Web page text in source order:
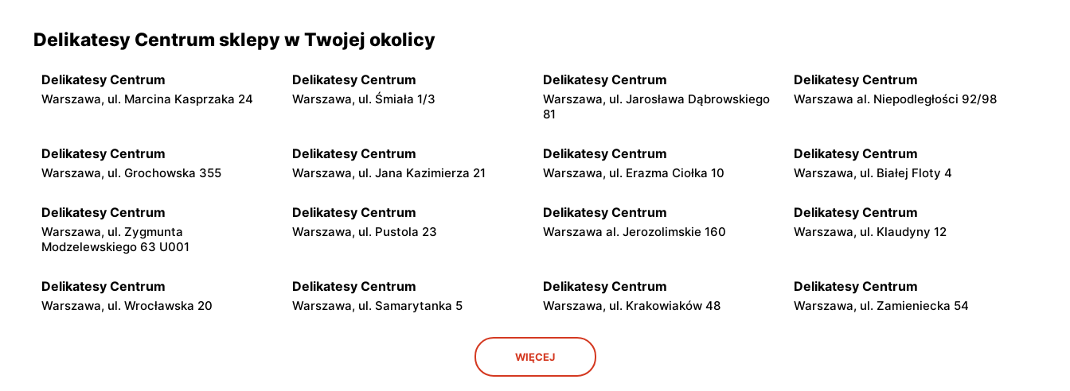
Delikatesy Centrum sklepy w Twojej okolicy
Delikatesy Centrum
Warszawa, ul. Marcina Kasprzaka 24
Delikatesy Centrum
Warszawa, ul. Śmiała 1/3
Delikatesy Centrum
Warszawa, ul. Jarosława Dąbrowskiego
81
Delikatesy Centrum
Warszawa al. Niepodległości 92/98
Delikatesy Centrum
Warszawa, ul. Grochowska 355
Delikatesy Centrum
Warszawa, ul. Jana Kazimierza 21
Delikatesy Centrum
Warszawa, ul. Erazma Ciołka 10
Delikatesy Centrum
Warszawa, ul. Białej Floty 4
Delikatesy Centrum
Warszawa, ul. Zygmunta
Modzelewskiego 63 U001
Delikatesy Centrum
Warszawa, ul. Pustola 23
Delikatesy Centrum
Warszawa al. Jerozolimskie 160
Delikatesy Centrum
Warszawa, ul. Klaudyny 12
Delikatesy Centrum
Warszawa, ul. Wrocławska 20
Delikatesy Centrum
Warszawa, ul. Samarytanka 5
Delikatesy Centrum
Warszawa, ul. Krakowiaków 48
Delikatesy Centrum
Warszawa, ul. Zamieniecka 54
Warszawa, ul. Franciszka Kawy 44
Delikatesy Centrum
Warszawa, ul. Kłobucka 8b
WIĘCEJ